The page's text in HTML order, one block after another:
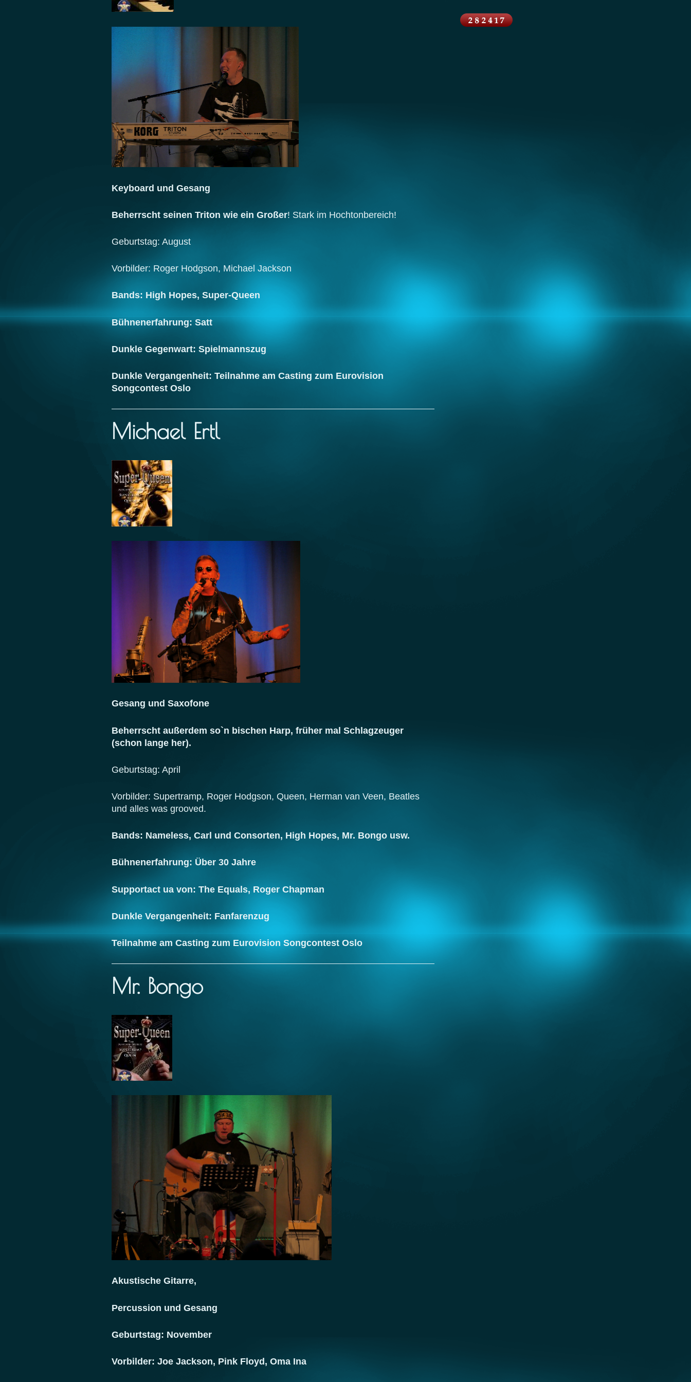
Keyboard und Gesang
Beherrscht seinen Triton wie ein Großer! Stark im Hochtonbereich!
Geburtstag: August
Vorbilder: Roger Hodgson, Michael Jackson
Bands: High Hopes, Super-Queen
Bühnenerfahrung: Satt
Dunkle Gegenwart: Spielmannszug
Dunkle Vergangenheit: Teilnahme am Casting zum Eurovision
Songcontest Oslo
Michael Ertl
Gesang und Saxofone
Beherrscht außerdem so`n bischen Harp, früher mal Schlagzeuger
(schon lange her).
Geburtstag: April
Vorbilder: Supertramp, Roger Hodgson, Queen, Herman van Veen, Beatles
und alles was grooved.
Bands: Nameless, Carl und Consorten, High Hopes, Mr. Bongo usw.
Bühnenerfahrung: Über 30 Jahre
Supportact ua von: The Equals, Roger Chapman
Dunkle Vergangenheit: Fanfarenzug
Teilnahme am Casting zum Eurovision Songcontest Oslo
Mr. Bongo
Akustische Gitarre,
Percussion und Gesang
Geburtstag: November
Vorbilder: Joe Jackson, Pink Floyd, Oma Ina